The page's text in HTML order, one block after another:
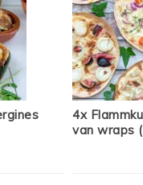
4x
van wraps